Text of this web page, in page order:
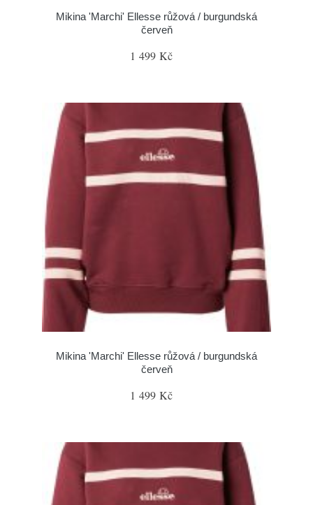
Mikina 'Marchi' Ellesse růžová / burgundská
červeň
1 499 Kč
Mikina 'Marchi' Ellesse růžová / burgundská
červeň
1 499 Kč